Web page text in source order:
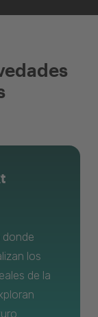
donde
los
de la